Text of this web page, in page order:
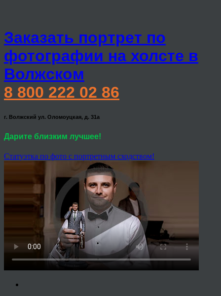
Заказать портрет по
фотографии на холсте в
Волжском
8 800 222 02 86
г. Волжский ул. Оломоуцкая, д. 31а
Дарите близким лучшее!
Статуэтка по фото с портретным сходством!